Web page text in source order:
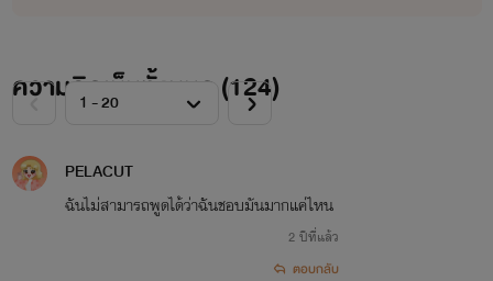
ข่าว ด้วยความสงสารลุงทองดีจึงเลี้ยงเหมือนลูก แต่เนื่องจาก
น้องเปิดโรงเรียนสตั๊นท์แมนให้ลุงทองดีเป็นครูสอนเทคนิกการ
ป้องกันตัวเบื้องหน้าพันดาวจะเป็นสาวห้าญไม่มีใครกล้าเข้าใกล้
แต่เธอมีคนรักที่คบหาตั้งแต่อยู่โรงเรียนสอนสตั๊นท์แมนด้วยกัน
ความคิดเห็นทั้งหมด (124)
PELACUT
ฉันไม่สามารถพูดได้ว่าฉันชอบมันมากแค่ไหน
2 ปีที่แล้ว
ตอบกลับ